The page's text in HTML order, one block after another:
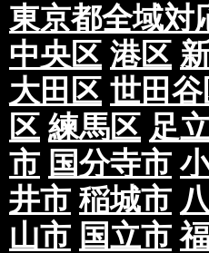
東京都全域対
中央区 港区
大田区 世田
区 練馬区 足
市 国分寺市
井市 稲城市
山市 国立市